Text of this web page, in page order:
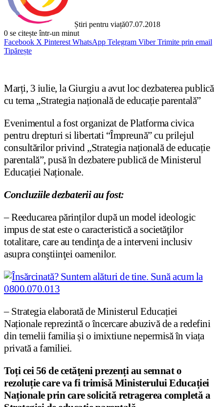
Știri pentru viață07.07.2018
0 se citește într-un minut
Facebook X Pinterest WhatsApp Telegram Viber Trimite prin email
Tipărește
Marți, 3 iulie, la Giurgiu a avut loc dezbaterea publică
cu tema „Strategia națională de educație parentală”
Evenimentul a fost organizat de Platforma civica
pentru drepturi si libertati “Împreună” cu prilejul
consultărilor privind „Strategia națională de educație
parentală”, pusă în dezbatere publică de Ministerul
Educației Naționale.
Concluziile dezbaterii au fost:
– Reeducarea părinților după un model ideologic
impus de stat este o caracteristică a societăţilor
totalitare, care au tendinţa de a interveni inclusiv
asupra conştiinţei oamenilor.
– Strategia elaborată de Ministerul Educației
Naționale reprezintă o încercare abuzivă de a redefini
din temelii familia și o imixtiune nepermisă în viața
privată a familiei.
Toți cei 56 de cetăţeni prezenți au semnat o
rezoluție care va fi trimisă Ministerului Educației
Naționale prin care solicită retragerea completă a